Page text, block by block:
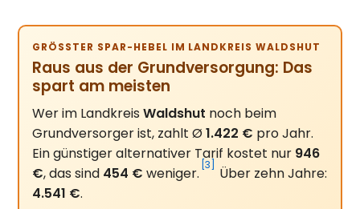
GRÖSSTER SPAR-HEBEL IM LANDKREIS WALDSHUT
Raus aus der Grundversorgung: Das
spart am meisten
Wer im LandkreisWaldshut noch beim
Grundversorger ist, zahlt Ø1.422 € pro Jahr.
Ein günstiger alternativer Tarif kostet nur 946
€, das sind 454 € weniger. [3]
Über zehn Jahre:
4.541 €.